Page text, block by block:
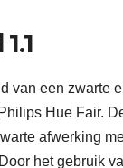
van een zwarte
Hue Fair.
afwerking
het gebruik